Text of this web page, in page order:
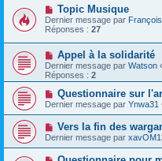
Topic Musique
Dernier message par
Réponses : 27
Appel à la solidarité
Dernier message par Watson
Réponses : 2
Questionnaire sur
Dernier message par Ynwa31
Vers la fin des
Dernier message par